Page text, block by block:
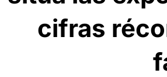
cifras